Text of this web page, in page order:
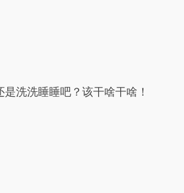
洗洗睡睡吧？该干啥干啥！